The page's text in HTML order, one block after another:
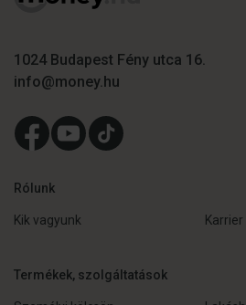
1024 Budapest Fény utca 16.
info@money.hu
Rólunk
Kik vagyunk Karrier
Termékek, szolgáltatások